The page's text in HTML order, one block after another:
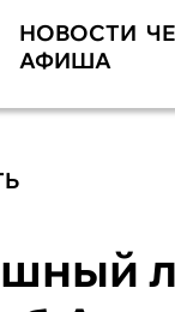
НОВОСТИ
АФИША